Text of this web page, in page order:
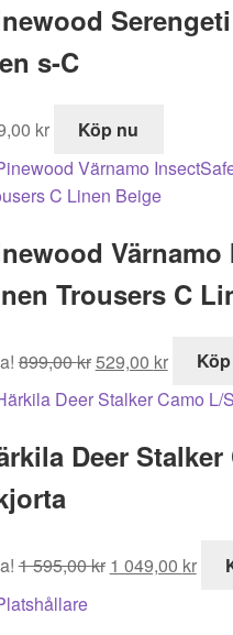
s-C
kr Köp nu
Värnamo
Trousers C
899,00kr
ursprungliga
priset
899,00 kr.
529,00 kr
priset
529,00
Deer Stalker
1 595,00kr
ursprungliga
1 049,00 kr